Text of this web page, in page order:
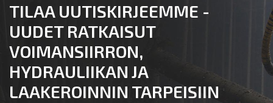
TILAA UUTISKIRJEEMME -
UUDET RATKAISUT
VOIMANSIIRRON,
HYDRAULIIKAN JA
LAAKEROINNIN TARPEISIIN